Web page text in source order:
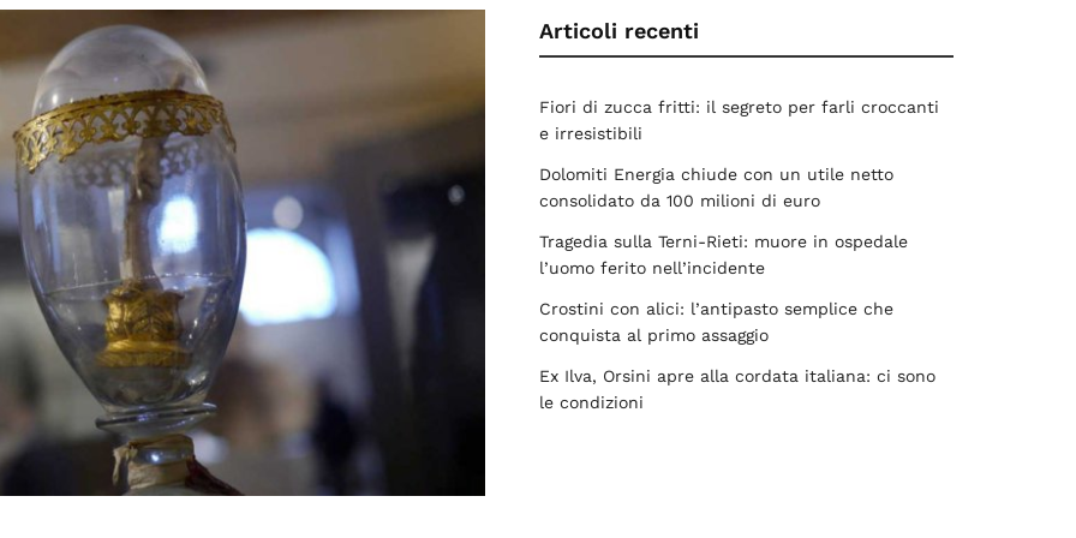
Articoli recenti
Fiori di zucca fritti: il segreto per farli croccanti
e irresistibili
Dolomiti Energia chiude con un utile netto
consolidato da 100 milioni di euro
Tragedia sulla Terni-Rieti: muore in ospedale
l’uomo ferito nell’incidente
Crostini con alici: l’antipasto semplice che
conquista al primo assaggio
Ex Ilva, Orsini apre alla cordata italiana: ci sono
le condizioni